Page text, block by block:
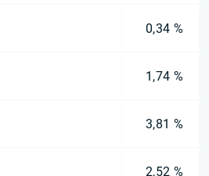
0,34 %
1,74 %
3,81 %
2,52 %